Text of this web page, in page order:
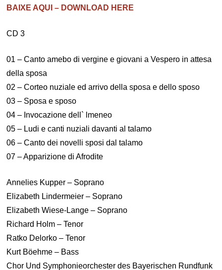
BAIXE AQUI – DOWNLOAD HERE
CD 3
01 – Canto amebo di vergine e giovani a Vespero in attesa
della sposa
02 – Corteo nuziale ed arrivo della sposa e dello sposo
03 – Sposa e sposo
04 – Invocazione dell` lmeneo
05 – Ludi e canti nuziali davanti al talamo
06 – Canto dei novelli sposi dal talamo
07 – Apparizione di Afrodite
Annelies Kupper – Soprano
Elizabeth Lindermeier – Soprano
Elizabeth Wiese-Lange – Soprano
Richard Holm – Tenor
Ratko Delorko – Tenor
Kurt Böehme – Bass
Chor Und Symphonieorchester des Bayerischen Rundfunk